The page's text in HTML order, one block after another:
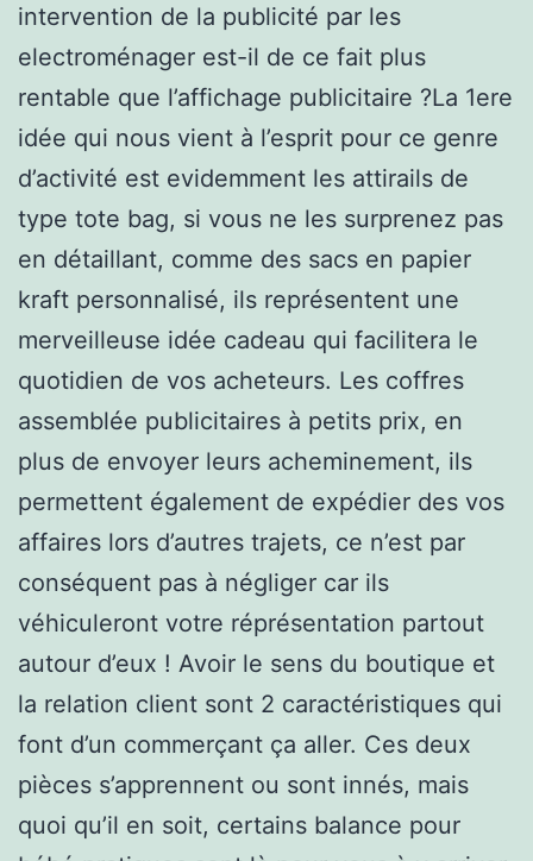
intervention de la publicité par les
electroménager est-il de ce fait plus
rentable que l’affichage publicitaire ?La 1ere
idée qui nous vient à l’esprit pour ce genre
d’activité est evidemment les attirails de
type tote bag, si vous ne les surprenez pas
en détaillant, comme des sacs en papier
kraft personnalisé, ils représentent une
merveilleuse idée cadeau qui facilitera le
quotidien de vos acheteurs. Les coffres
assemblée publicitaires à petits prix, en
plus de envoyer leurs acheminement, ils
permettent également de expédier des vos
affaires lors d’autres trajets, ce n’est par
conséquent pas à négliger car ils
véhiculeront votre réprésentation partout
autour d’eux ! Avoir le sens du boutique et
la relation client sont 2 caractéristiques qui
font d’un commerçant ça aller. Ces deux
pièces s’apprennent ou sont innés, mais
quoi qu’il en soit, certains balance pour